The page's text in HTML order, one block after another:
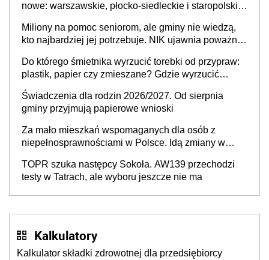
nowe: warszawskie, płocko-siedleckie i staropolskie.
stołecznych
Miliony na pomoc seniorom, ale gminy nie wiedzą,
kto najbardziej jej potrzebuje. NIK ujawnia poważną
Do którego śmietnika wyrzucić torebki od przypraw:
plastik, papier czy zmieszane? Gdzie wyrzucić
Świadczenia dla rodzin 2026/2027. Od sierpnia
gminy przyjmują papierowe wnioski
Za mało mieszkań wspomaganych dla osób z
niepełnosprawnościami w Polsce. Idą zmiany w
TOPR szuka następcy Sokoła. AW139 przechodzi
testy w Tatrach, ale wyboru jeszcze nie ma
Kalkulatory
Kalkulator składki zdrowotnej dla przedsiębiorcy